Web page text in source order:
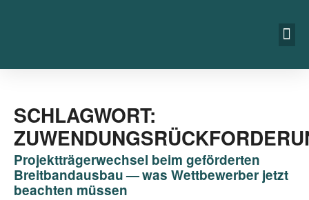
SCHLAGWORT:
Projektträgerwechsel beim geförderten
Breitbandausbau — was Wettbewerber jetzt
beachten müssen